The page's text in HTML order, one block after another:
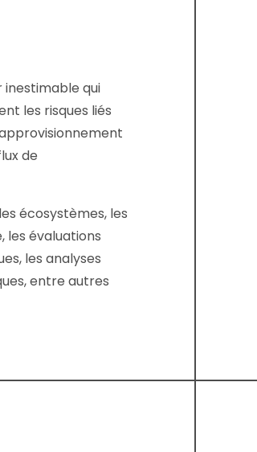
inestimable qui
les risques liés
de
écosystèmes, les
les évaluations
les analyses
entre autres